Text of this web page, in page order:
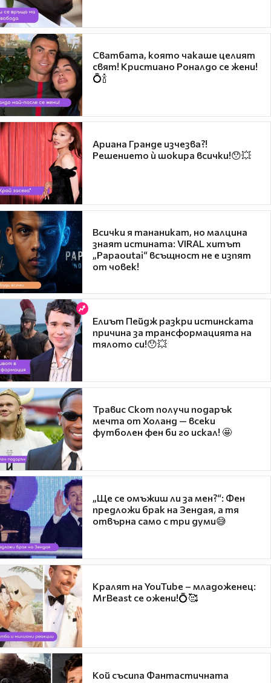
Сватбата, която чакаше целият
свят! Кристиано Роналдо се жени!
💍🍾
Ариана Гранде изчезва?!
Решението ѝ шокира всички!😯💥
Всички я тананикат, но малцина
знаят истината: VIRAL хитът
„Papaoutai“ всъщност не е изпят
от човек!
Елиът Пейдж разкри истинската
причина за трансформацията на
тялото си!😯💥
Травис Скот получи подарък
мечта от Холанд — всеки
футболен фен би го искал! 🤩
„Ще се омъжиш ли за мен?“: Фен
предложи брак на Зендая, а тя
отвърна само с три думи😅
Кралят на YouTube – младоженец:
MrBeast се ожени!💍🥰
Кой съсипа Фантастичната